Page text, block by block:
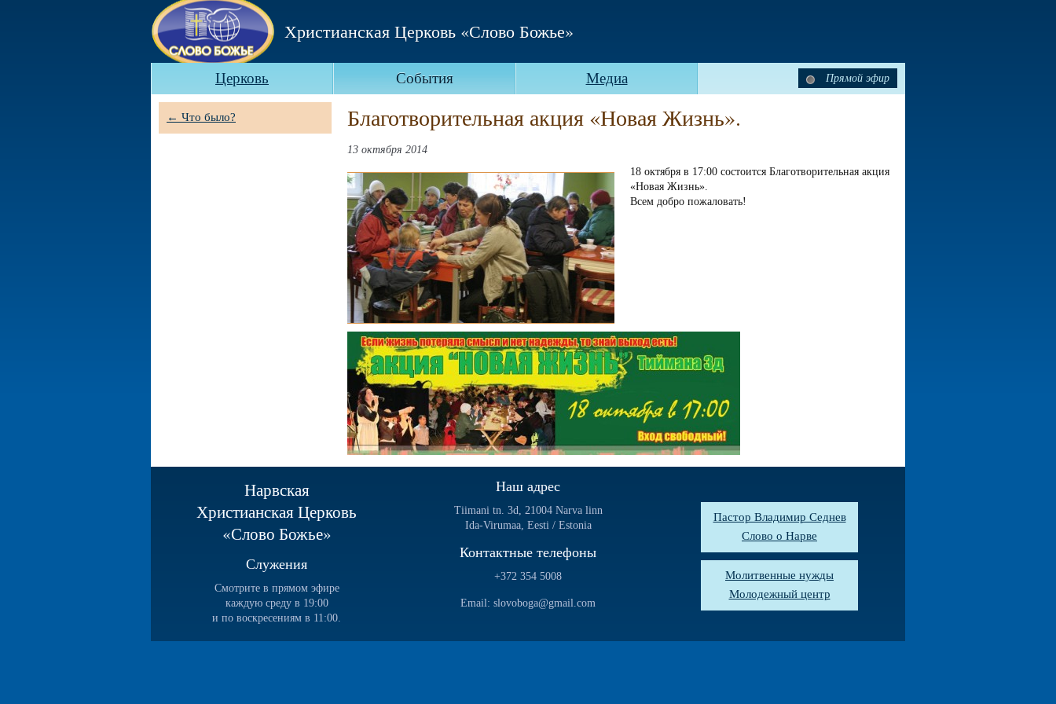
Христианская Церковь «Слово Божье»
Церковь События Медиа Прямой эфир
← Что было? Благотворительная акция «Новая Жизнь».
13 октября 2014
18 октября в 17:00 состоится Благотворительная акция
«Новая Жизнь».
Всем добро пожаловать!
Нарвская
Христианская Церковь
«Слово Божье»
Служения
Смотрите в прямом эфире
каждую среду в 19:00
и по воскресениям в 11:00.
Наш адрес
Tiimani tn. 3d, 21004 Narva linn
Ida-Virumaa, Eesti / Estonia
Контактные телефоны
+372 354 5008
Email: slovoboga@gmail.com
Пастор Владимир Седнев
Слово о Нарве
Молитвенные нужды
Молодежный центр